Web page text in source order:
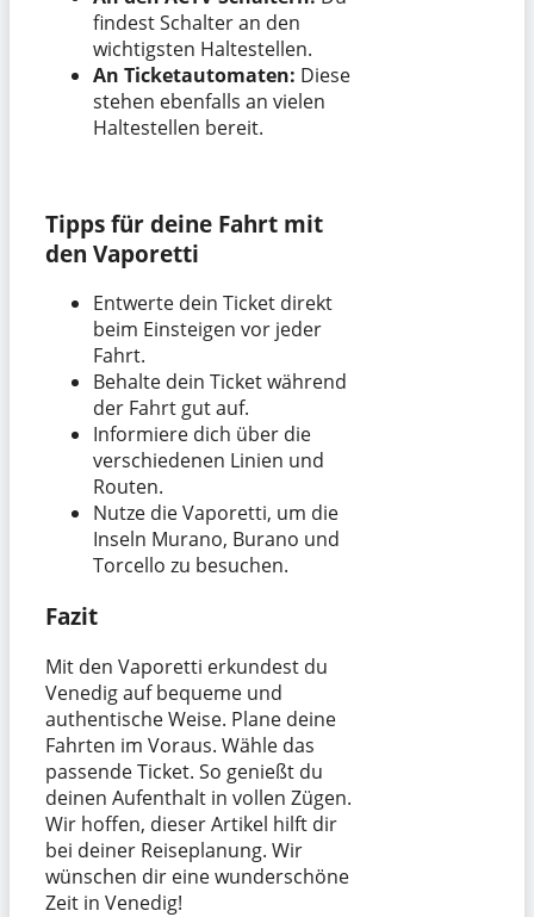
findest Schalter an den
wichtigsten Haltestellen.
An Ticketautomaten: Diese
stehen ebenfalls an vielen
Haltestellen bereit.
Tipps für deine Fahrt mit
den Vaporetti
Entwerte dein Ticket direkt
beim Einsteigen vor jeder
Fahrt.
Behalte dein Ticket während
der Fahrt gut auf.
Informiere dich über die
verschiedenen Linien und
Routen.
Nutze die Vaporetti, um die
Inseln Murano, Burano und
Torcello zu besuchen.
Fazit
Mit den Vaporetti erkundest du
Venedig auf bequeme und
authentische Weise. Plane deine
Fahrten im Voraus. Wähle das
passende Ticket. So genießt du
deinen Aufenthalt in vollen Zügen.
Wir hoffen, dieser Artikel hilft dir
bei deiner Reiseplanung. Wir
wünschen dir eine wunderschöne
Zeit in Venedig!